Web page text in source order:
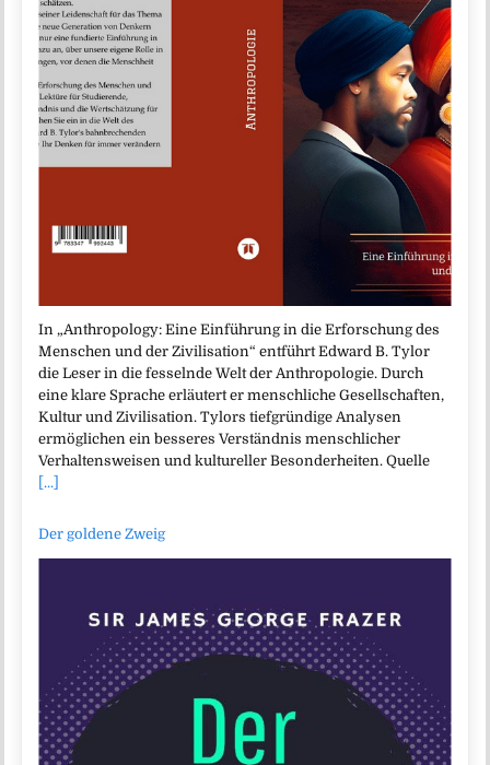
In „Anthropology: Eine Einführung in die Erforschung des
Menschen und der Zivilisation“ entführt Edward B. Tylor
die Leser in die fesselnde Welt der Anthropologie. Durch
eine klare Sprache erläutert er menschliche Gesellschaften,
Kultur und Zivilisation. Tylors tiefgründige Analysen
ermöglichen ein besseres Verständnis menschlicher
Verhaltensweisen und kultureller Besonderheiten. Quelle
[...]
Der goldene Zweig